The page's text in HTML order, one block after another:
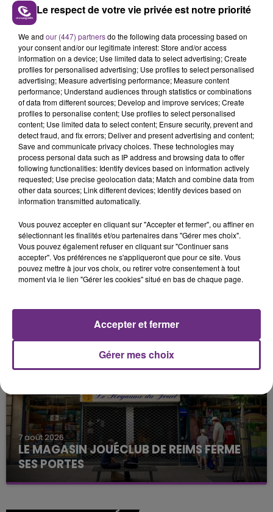
FIL D'ACTU
7 août 2026
TOUJOURS À L'ARRÊT
Cela fait déjà une semaine que la centrale
nucléaire ardennaise est à l'arrêt. Une situation
justifiée par la sécheresse intense qui est toujours
présente.
7 août 2026
LE MAGASIN JOUÉCLUB DE REIMS FERME
SES PORTES
C'était l'une des institutions du centre-ville
fermer ses portes.
Le respect de votre vie privée est notre priorité
We and our (447) partnersdo the following data processing based on
your consent and/or our legitimate interest: Store and/or access
information on a device; Use limited data to select advertising; Create
profiles for personalised advertising; Use profiles to select personalised
advertising; Measure advertising performance; Measure content
performance; Understand audiences through statistics or combinations
of data from different sources; Develop and improve services; Create
profiles to personalise content; Use profiles to select personalised
content; Use limited data to select content; Ensure security, prevent and
detect fraud, and fix errors; Deliver and present advertising and content;
Save and communicate privacy choices. These technologies may
process personal data such as IP address and browsing data to offer
following functionalities: Identify devices based on information actively
requested; Use precise geolocation data; Match and combine data from
other data sources; Link different devices; Identify devices based on
information transmitted automatically.
Vous pouvez accepter en cliquant sur "Accepter et fermer", ou affiner en
sélectionnant les finalités et/ou partenaires dans "Gérer mes choix".
Vous pouvez également refuser en cliquant sur "Continuer sans
accepter". Vos préférences ne s'appliqueront que pour ce site. Vous
pouvez mettre à jour vos choix, ou retirer votre consentement à tout
moment via le lien "Gérer les cookies" situé en bas de chaque page.
Gérer mes choix
Accepter et fermer